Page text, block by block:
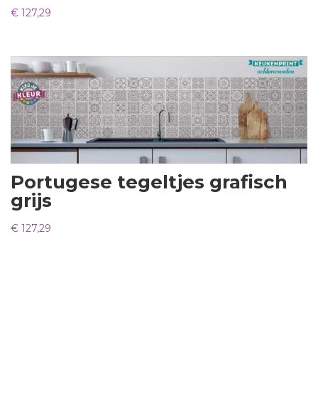
€ 127,29
Portugese tegeltjes grafisch
grijs
€ 127,29